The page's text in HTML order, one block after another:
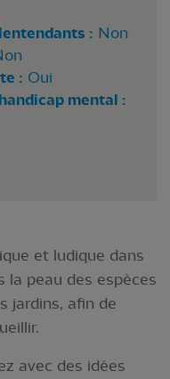
: Non
: Oui
mental :
et ludique dans
la peau des espèces
jardins, afin de
avec des idées